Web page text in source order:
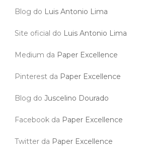
Blog do Luis Antonio Lima
Site oficial do Luis Antonio Lima
Medium da Paper Excellence
Pinterest da Paper Excellence
Blog do Juscelino Dourado
Facebook da Paper Excellence
Twitter da Paper Excellence